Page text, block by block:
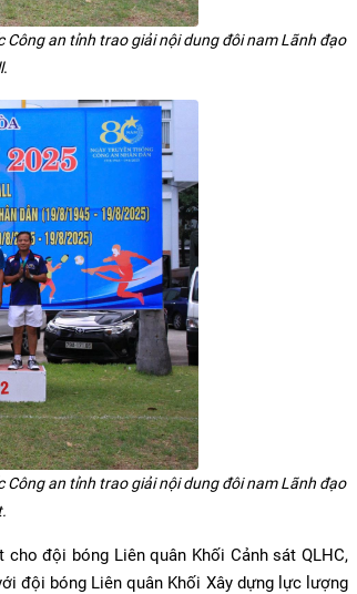
an tỉnh trao giải nội dung đôi nam Lãnh đạo
.
an tỉnh trao giải nội dung đôi nam Lãnh đạo
đội bóng Liên quân Khối Cảnh sát QLHC,
đội bóng Liên quân Khối Xây dựng lực lượng